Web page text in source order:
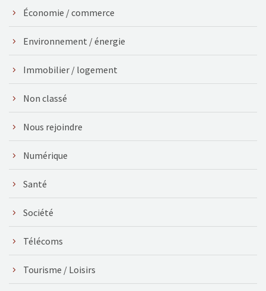
Économie / commerce
Environnement / énergie
Immobilier / logement
Non classé
Nous rejoindre
Numérique
Santé
Société
Télécoms
Tourisme / Loisirs